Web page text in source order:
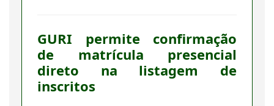
GURI permite confirmação
de matrícula presencial
direto na listagem de
inscritos